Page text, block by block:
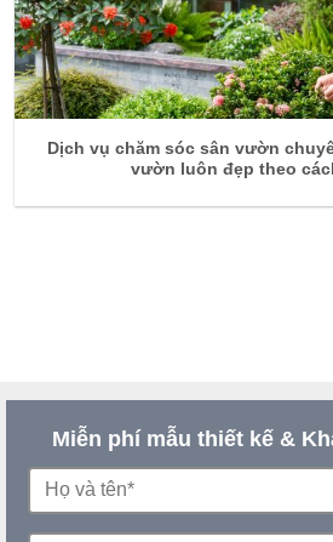
Dịch vụ chăm sóc sân vườn
vườn luôn đẹp theo
Miễn phí mẫu thiết kế &